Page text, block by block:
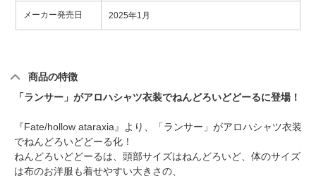
メーカー発売日 2025年1月
商品の特徴
「ランサー」がアロハシャツ衣装でねんどろいどどーるに登場！
『Fate/hollow ataraxia』より、「ランサー」がアロハシャツ衣装
でねんどろいどどーる化！
ねんどろいどどーるは、頭部サイズはねんどろいど、体のサイズ
は布のお洋服も着せやすい大きさの、